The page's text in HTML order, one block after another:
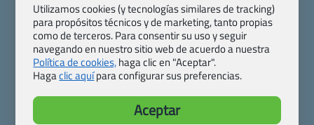
Quienes somos
Contacto
Pasaporte, Visado, Salud y otras disposiciones específicas
Blog de Viajes.com
Registro de agencias
Preguntas frecuentes
Condiciones generales
Política de privacidad y cookies
Transparencia
Todas las páginas – sitemap
Utilizamos cookies (y tecnologías similares de tracking)
para propósitos técnicos y de marketing, tanto propias
como de terceros. Para consentir su uso y seguir
navegando en nuestro sitio web de acuerdo a nuestra
Política de cookies,haga clic en "Aceptar".
Hagaclic aquípara configurar sus preferencias.
Aceptar